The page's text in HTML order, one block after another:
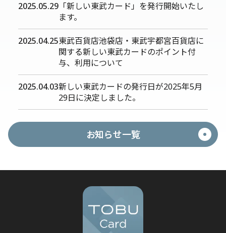
2025.05.29 「新しい東武カード」を発行開始いたし
ます。
2025.04.25東武百貨店池袋店・東武宇都宮百貨店に
関する新しい東武カードのポイント付
与、利用について
2025.04.03新しい東武カードの発行日が2025年5月
29日に決定しました。
お知らせ一覧